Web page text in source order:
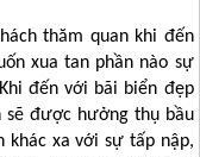
thăm quan khi đến
xua tan phần nào sự
đến với bãi biển đẹp
sẽ được hưởng thụ bầu
khác xa với sự tấp nập,